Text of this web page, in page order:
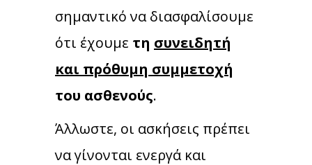
σημαντικό να διασφαλίσουμε
ότι έχουμε τη συνειδητή
και πρόθυμη συμμετοχή
του ασθενούς.
Άλλωστε, οι ασκήσεις πρέπει
να γίνονται ενεργά και